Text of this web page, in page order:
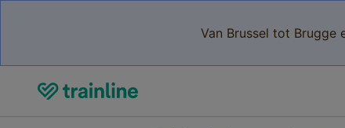
Van Brussel tot Brugge